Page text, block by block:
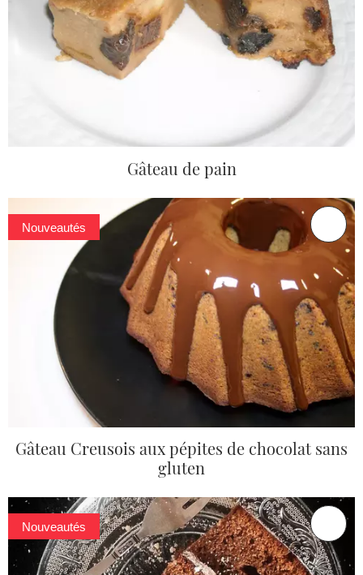
Gâteau de pain
Nouveautés
Gâteau Creusois aux pépites de chocolat sans
gluten
Nouveautés